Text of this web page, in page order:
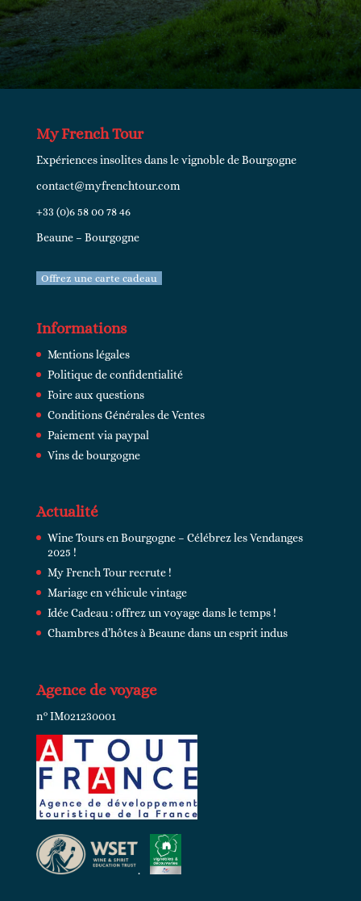
My French Tour
Expériences insolites dans le vignoble de Bourgogne
contact@myfrenchtour.com
+33 (0)6 58 00 78 46
Beaune – Bourgogne
Offrez une carte cadeau
Informations
Mentions légales
Politique de confidentialité
Foire aux questions
Conditions Générales de Ventes
Paiement via paypal
Vins de bourgogne
Actualité
Wine Tours en Bourgogne – Célébrez les Vendanges
2025 !
My French Tour recrute !
Mariage en véhicule vintage
Idée Cadeau : offrez un voyage dans le temps !
Chambres d’hôtes à Beaune dans un esprit indus
Agence de voyage
n°IM021230001
.